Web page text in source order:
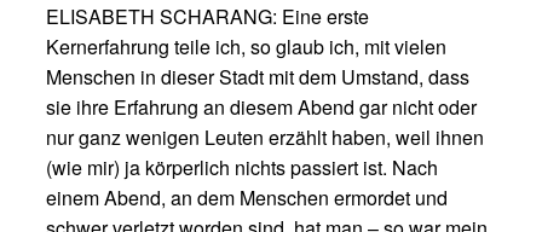
ELISABETH SCHARANG: Eine erste
Kernerfahrung teile ich, so glaub ich, mit vielen
Menschen in dieser Stadt mit dem Umstand, dass
sie ihre Erfahrung an diesem Abend gar nicht oder
nur ganz wenigen Leuten erzählt haben, weil ihnen
(wie mir) ja körperlich nichts passiert ist. Nach
einem Abend, an dem Menschen ermordet und